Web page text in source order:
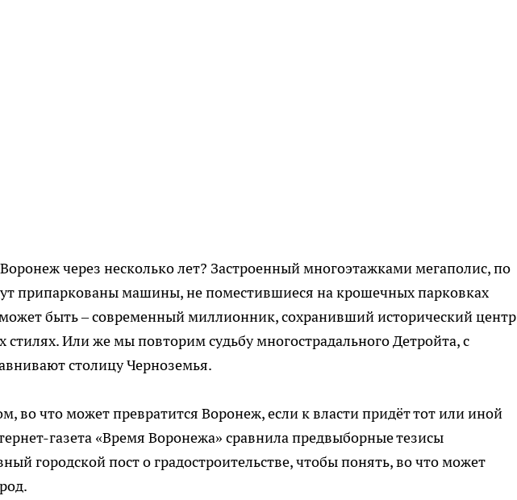
через несколько лет? Застроенный многоэтажками мегаполис, по
припаркованы машины, не поместившиеся на крошечных парковках
быть – современный миллионник, сохранивший исторический центр
стилях. Или же мы повторим судьбу многострадального Детройта, с
столицу Черноземья.
во что может превратится Воронеж, если к власти придёт тот или иной
газета «Время Воронежа» сравнила предвыборные тезисы
городской пост о градостроительстве, чтобы понять, во что может